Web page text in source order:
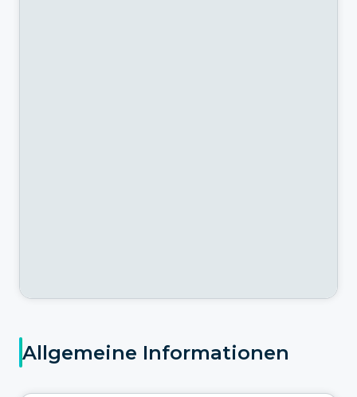
Allgemeine Informationen